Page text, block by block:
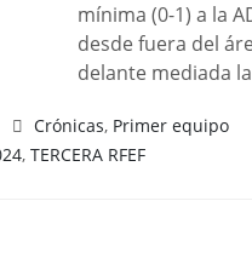
mínima (0-1) a la
desde fuera del
delante mediada
Crónicas, Primer equipo
,TERCERA RFEF